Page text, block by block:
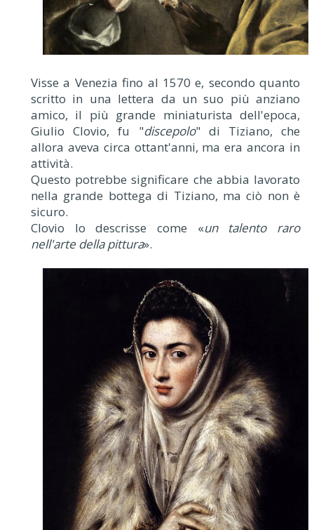
Visse a Venezia fino al 1570 e, secondo quanto
scritto in una lettera da un suo più anziano
amico, il più grande miniaturista dell'epoca,
Giulio Clovio, fu "discepolo" di Tiziano, che
allora aveva circa ottant'anni, ma era ancora in
attività.
Questo potrebbe significare che abbia lavorato
nella grande bottega di Tiziano, ma ciò non è
sicuro.
Clovio lo descrisse come «un talento raro
nell'arte della pittura».